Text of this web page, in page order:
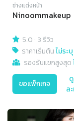
ช่างแต่งหน้า
Ninoommakeup
5.0 · 3 รีวิว
ราคาเริ่มต้นไม่ระบุ
รองรับแขกสูงสุด
ขอแพ็กเกจ
ล